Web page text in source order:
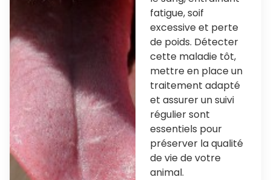
fatigue, soif
excessive et perte
de poids. Détecter
cette maladie tôt,
mettre en place un
traitement adapté
et assurer un suivi
régulier sont
essentiels pour
préserver la qualité
de vie de votre
animal.